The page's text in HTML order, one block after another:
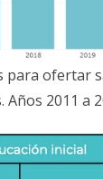
ofertar
2011 a